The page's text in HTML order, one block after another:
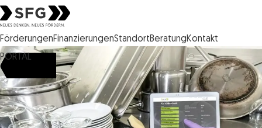
Steirische Wirtschaftsförderungsgesellschaft mbH SFG Logo
FörderungenFinanzierungenStandortBeratungKontakt
PORTAL